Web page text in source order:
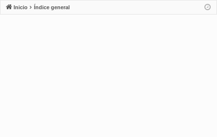
ifi
ra
Inicio Índice general